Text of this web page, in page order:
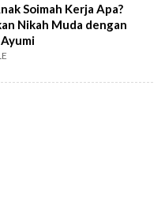
Soimah Kerja Apa?
Nikah Muda dengan